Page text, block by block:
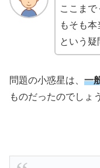
ここまで
もそも本
という疑
問題の小惑星は、 一
ものだったのでしょ